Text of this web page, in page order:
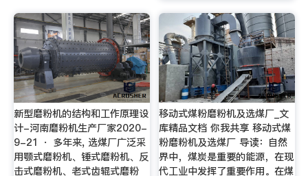
新型磨粉机的结构和工作原理设
计-河南磨粉机生产厂家2020-
9-21 · 多年来, 选煤厂广泛采
用颚式磨粉机、锤式磨粉机、反
击式磨粉机、老式齿辊式磨粉
移动式煤粉磨粉机及选煤厂_文
库精品文档 你我共享 移动式煤
粉磨粉机及选煤厂 导读：自然
界中，煤炭是重要的能源，在现
代工业中发挥了重要作用。在煤